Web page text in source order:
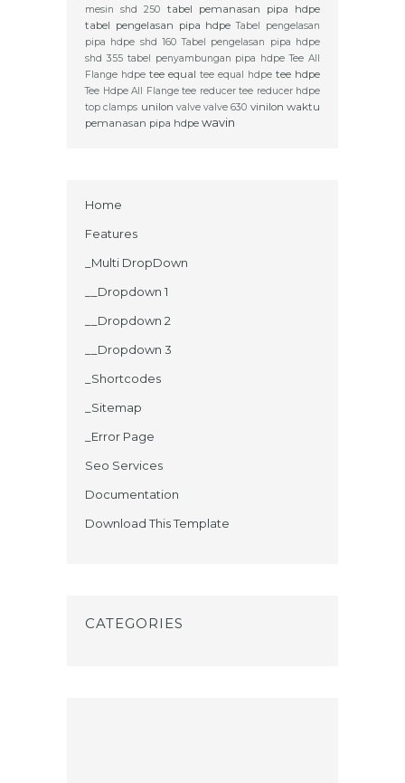
mesin shd 250
tabel pemanasan pipa hdpe
tabel pengelasan pipa hdpe Tabel pengelasan
pipa hdpe shd 160 Tabel pengelasan pipa hdpe
shd 355 tabel penyambungan pipa hdpe Tee All
Flange hdpe tee equal tee equal hdpe tee hdpe
Tee Hdpe All Flange tee reducer tee reducer hdpe
top clamps unilon valve valve 630 vinilon waktu
pemanasan pipa hdpe wavin
Home
Features
_Multi DropDown
__Dropdown 1
__Dropdown 2
__Dropdown 3
_Shortcodes
_Sitemap
_Error Page
Seo Services
Documentation
Download This Template
CATEGORIES